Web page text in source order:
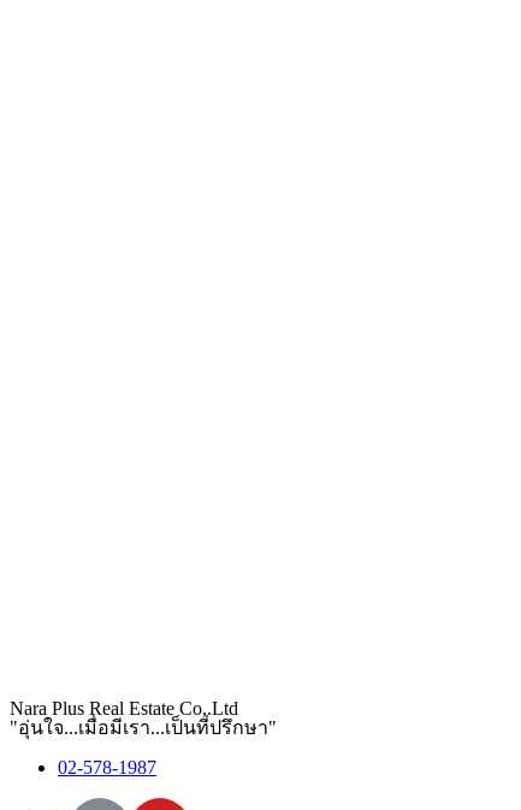
Nara Plus Real Estate Co,.Ltd
"อุ่นใจ...เมื่อมีเรา...เป็นที่ปรึกษา"
02-578-1987